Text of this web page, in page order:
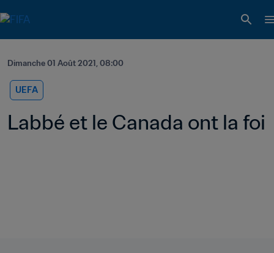
Dimanche 01 Août 2021, 08:00
UEFA
Labbé et le Canada ont la foi